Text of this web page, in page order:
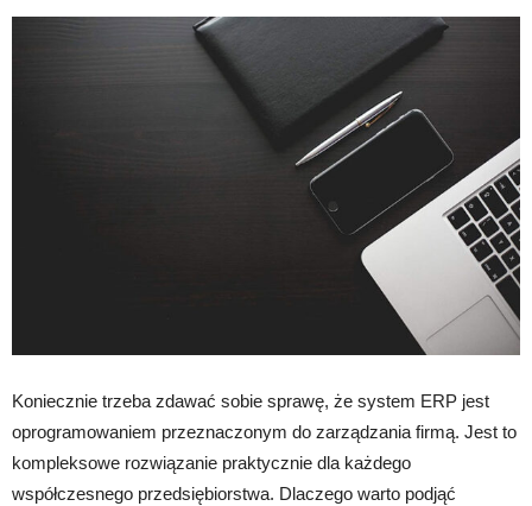
Koniecznie trzeba zdawać sobie sprawę, że system ERP jest
oprogramowaniem przeznaczonym do zarządzania firmą. Jest to
kompleksowe rozwiązanie praktycznie dla każdego
współczesnego przedsiębiorstwa. Dlaczego warto podjąć